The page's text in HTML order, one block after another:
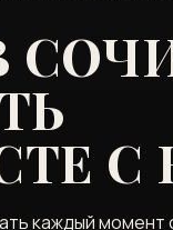
С
каждый момент